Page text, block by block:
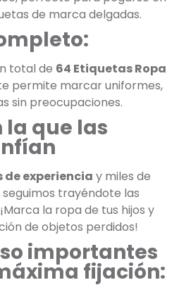
de marca delgadas.
total de 64 Etiquetas Ropa
permite marcar uniformes,
sin preocupaciones.
la que las
de experiencia y miles de
trayéndote las
la ropa de tus hijos y
de objetos perdidos!
importantes
fijación: